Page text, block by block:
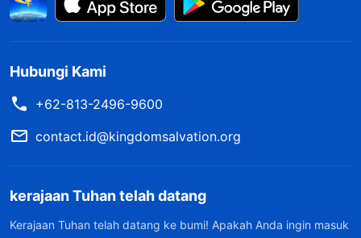
Hubungi Kami
+62-813-2496-9600
contact.id@kingdomsalvation.org
kerajaan Tuhan telah datang
Kerajaan Tuhan telah datang ke bumi! Apakah Anda ingin masuk